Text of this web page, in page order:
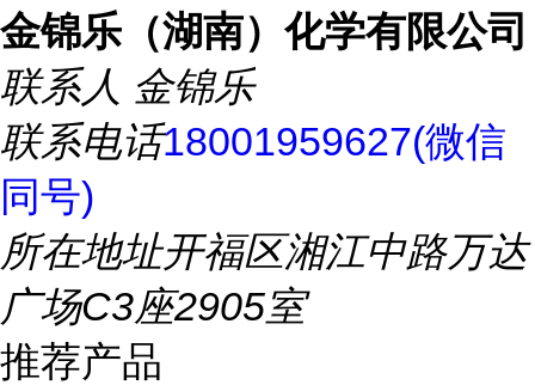
金锦乐（湖南）化学有限公司
联系人 金锦乐
联系电话18001959627(微信
同号)
所在地址开福区湘江中路万达
广场C3座2905室
推荐产品